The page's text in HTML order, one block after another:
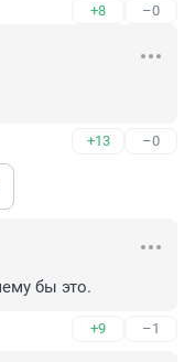
+8 –0
+13 –0
бы это.
+9 –1